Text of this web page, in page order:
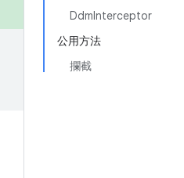
DdmInterceptor
公用方法
攔截